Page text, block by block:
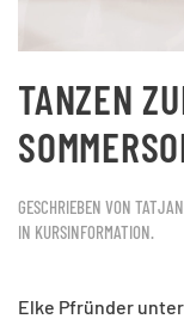
TANZEN
GESCHRIEBEN VON
IN KURSINFORMATION.
Elke Pfründer